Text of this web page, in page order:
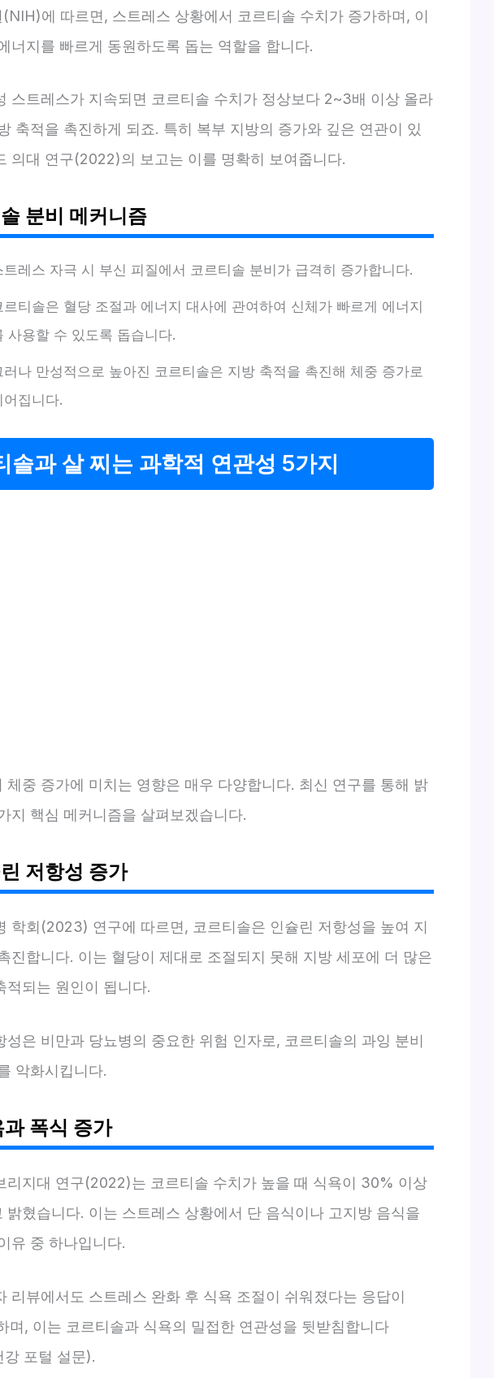
에 따르면, 스트레스 상황에서 코르티솔 수치가 증가하며, 이
너지를 빠르게 동원하도록 돕는 역할을 합니다.
스트레스가 지속되면 코르티솔 수치가 정상보다 2~3배 이상 올라
축적을 촉진하게 되죠. 특히 복부 지방의 증가와 깊은 연관이 있
의대 연구(2022)의 보고는 이를 명확히 보여줍니다.
분비 메커니즘
트레스 자극 시 부신 피질에서 코르티솔 분비가 급격히 증가합니다.
르티솔은 혈당 조절과 에너지 대사에 관여하여 신체가 빠르게 에너지
사용할 수 있도록 돕습니다.
러나 만성적으로 높아진 코르티솔은 지방 축적을 촉진해 체중 증가로
어집니다.
솔과 살 찌는 과학적 연관성 5가지
체중 증가에 미치는 영향은 매우 다양합니다. 최신 연구를 통해 밝
지 핵심 메커니즘을 살펴보겠습니다.
저항성 증가
학회(2023) 연구에 따르면, 코르티솔은 인슐린 저항성을 높여 지
진합니다. 이는 혈당이 제대로 조절되지 못해 지방 세포에 더 많은
적되는 원인이 됩니다.
성은 비만과 당뇨병의 중요한 위험 인자로, 코르티솔의 과잉 분비
악화시킵니다.
폭식 증가
리지대 연구(2022)는 코르티솔 수치가 높을 때 식욕이 30% 이상
밝혔습니다. 이는 스트레스 상황에서 단 음식이나 고지방 음식을
유 중 하나입니다.
리뷰에서도 스트레스 완화 후 식욕 조절이 쉬워졌다는 응답이
며, 이는 코르티솔과 식욕의 밀접한 연관성을 뒷받침합니다
포털 설문).